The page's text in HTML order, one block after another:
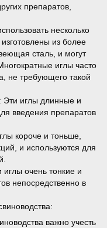
препаратов,
несколько
из более
сталь, и могут
иглы часто
не требующего такой
иглы длинные и
введения препаратов
короче и тоньше,
и используются для
очень тонкие и
непосредственно в
важно учесть